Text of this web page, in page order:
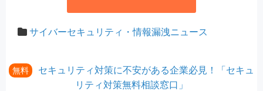
サイバーセキュリティ・情報漏洩ニュース
無料
セキュリティ対策に不安がある企業必見！「セキュ
リティ対策無料相談窓口」